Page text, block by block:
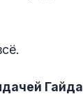
Гайда